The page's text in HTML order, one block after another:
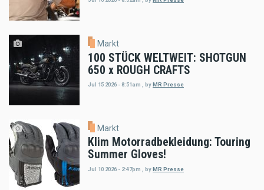
Markt
100 STÜCK WELTWEIT: SHOTGUN
650 x ROUGH CRAFTS
Jul 15 2026 - 8:51am byMR Presse
Markt
Klim Motorradbekleidung: Touring
Summer Gloves!
Jul 10 2026 - 2:47pm byMR Presse